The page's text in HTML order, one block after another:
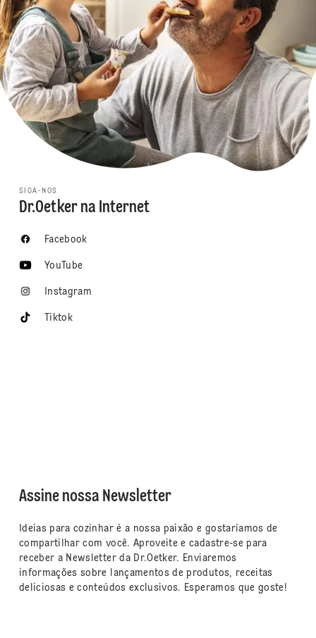
SIGA-NOS
Dr.Oetker na Internet
Facebook
YouTube
Instagram
Tiktok
Assine nossa Newsletter
Ideias para cozinhar é a nossa paixão e gostaríamos de
compartilhar com você. Aproveite e cadastre-se para
receber a Newsletter da Dr.Oetker. Enviaremos
informações sobre lançamentos de produtos, receitas
deliciosas e conteúdos exclusivos. Esperamos que goste!